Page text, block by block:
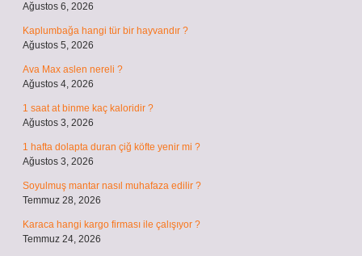
Ağustos 6, 2026
Kaplumbağa hangi tür bir hayvandır ?
Ağustos 5, 2026
Ava Max aslen nereli ?
Ağustos 4, 2026
1 saat at binme kaç kaloridir ?
Ağustos 3, 2026
1 hafta dolapta duran çiğ köfte yenir mi ?
Ağustos 3, 2026
Soyulmuş mantar nasıl muhafaza edilir ?
Temmuz 28, 2026
Karaca hangi kargo firması ile çalışıyor ?
Temmuz 24, 2026